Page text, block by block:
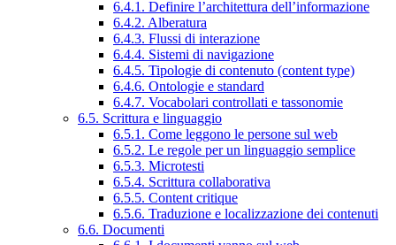
6.4.1. Definire l’architettura dell’informazione
6.4.2. Alberatura
6.4.3. Flussi di interazione
6.4.4. Sistemi di navigazione
6.4.5. Tipologie di contenuto (content type)
6.4.6. Ontologie e standard
6.4.7. Vocabolari controllati e tassonomie
6.5. Scrittura e linguaggio
6.5.1. Come leggono le persone sul web
6.5.2. Le regole per un linguaggio semplice
6.5.3. Microtesti
6.5.4. Scrittura collaborativa
6.5.5. Content critique
6.5.6. Traduzione e localizzazione dei contenuti
6.6. Documenti